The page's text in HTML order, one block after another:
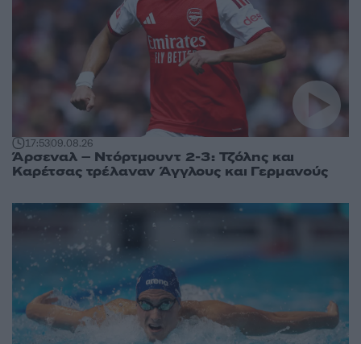
17:5309.08.26
Άρσεναλ – Ντόρτμουντ 2-3: Τζόλης και
Καρέτσας τρέλαναν Άγγλους και Γερμανούς